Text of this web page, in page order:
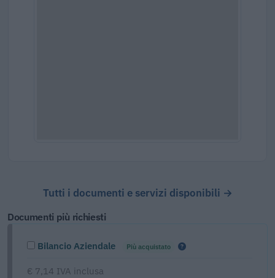
Tutti i documenti e servizi disponibili →
Documenti più richiesti
Bilancio Aziendale Più acquistato
€ 7,14 IVA inclusa